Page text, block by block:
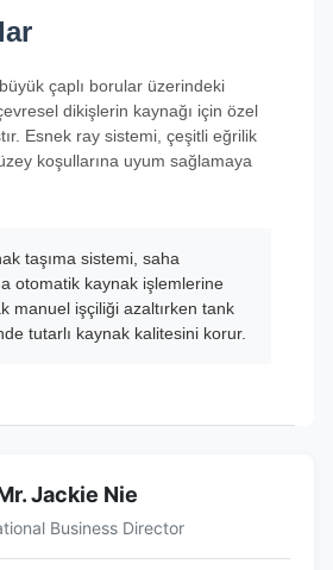
çaplı borular üzerindeki
dikişlerin kaynağı için özel
Esnek ray sistemi, çeşitli eğrilik
koşullarına uyum sağlamaya
taşıma sistemi, saha
otomatik kaynak işlemlerine
manuel işçiliği azaltırken tank
tutarlı kaynak kalitesini korur.
Jackie Nie
Business Director